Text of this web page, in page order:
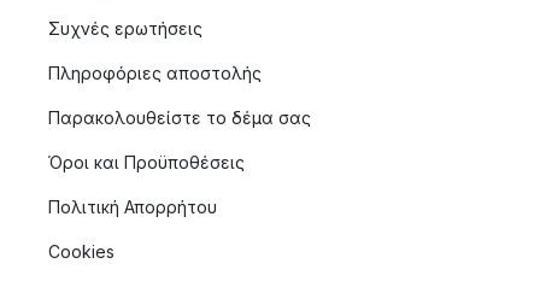
Συχνές ερωτήσεις
Πληροφόριες αποστολής
Παρακολουθείστε το δέμα σας
Όροι και Προϋποθέσεις
Πολιτική Απορρήτου
Cookies